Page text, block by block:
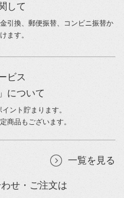
して
引換、郵便振替、コンビニ振替か
ます。
ビス
について
ント貯まります。
商品もございます。
一覧を見る
せ・ご注文は